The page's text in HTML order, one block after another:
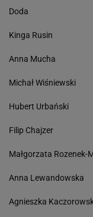
Doda
Kinga Rusin
Anna Mucha
Michał Wiśniewski
Hubert Urbański
Filip Chajzer
Małgorzata Rozenek-
Anna Lewandowska
Agnieszka